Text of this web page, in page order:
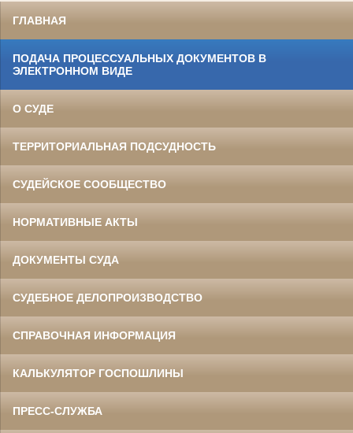
ГЛАВНАЯ
ПОДАЧА ПРОЦЕССУАЛЬНЫХ ДОКУМЕНТОВ В
ЭЛЕКТРОННОМ ВИДЕ
О СУДЕ
ТЕРРИТОРИАЛЬНАЯ ПОДСУДНОСТЬ
СУДЕЙСКОЕ СООБЩЕСТВО
НОРМАТИВНЫЕ АКТЫ
ДОКУМЕНТЫ СУДА
СУДЕБНОЕ ДЕЛОПРОИЗВОДСТВО
СПРАВОЧНАЯ ИНФОРМАЦИЯ
КАЛЬКУЛЯТОР ГОСПОШЛИНЫ
ПРЕСС-СЛУЖБА